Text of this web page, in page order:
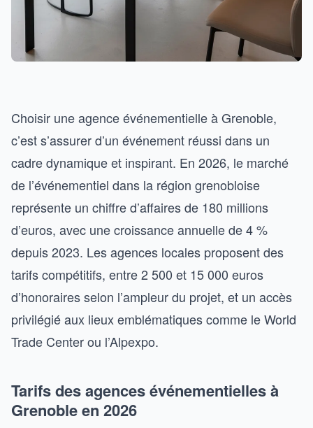
Choisir une agence événementielle à Grenoble,
c’est s’assurer d’un événement réussi dans un
cadre dynamique et inspirant. En 2026, le marché
de l’événementiel dans la région grenobloise
représente un chiffre d’affaires de 180 millions
d’euros, avec une croissance annuelle de 4 %
depuis 2023. Les agences locales proposent des
tarifs compétitifs, entre 2 500 et 15 000 euros
d’honoraires selon l’ampleur du projet, et un accès
privilégié aux lieux emblématiques comme le World
Trade Center ou l’Alpexpo.
Tarifs des agences événementielles à
Grenoble en 2026